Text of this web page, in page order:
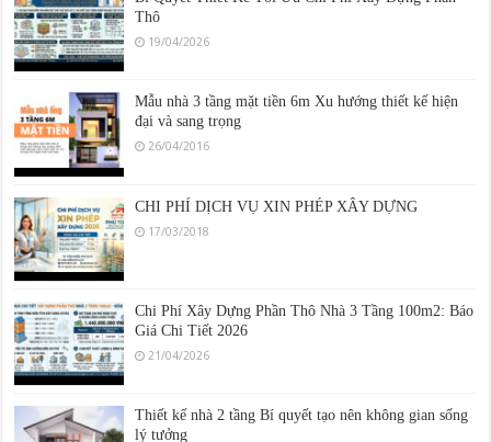
Thô
Mẫu nhà 3 tầng mặt tiền 6m Xu hướng thiết kế hiện
đại và sang trọng
26/04/2016
CHI PHÍ DỊCH VỤ XIN PHÉP XÂY DỰNG
Chi Phí Xây Dựng Phần Thô Nhà 3 Tầng 100m2: Báo
Giá Chi Tiết 2026
Thiết kế nhà 2 tầng Bí quyết tạo nên không gian sống
lý tưởng